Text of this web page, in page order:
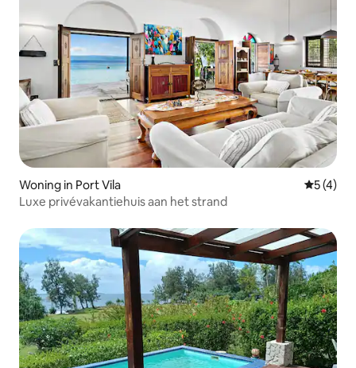
Woning in Port Vila
5 (4)
Luxe privévakantiehuis aan het strand